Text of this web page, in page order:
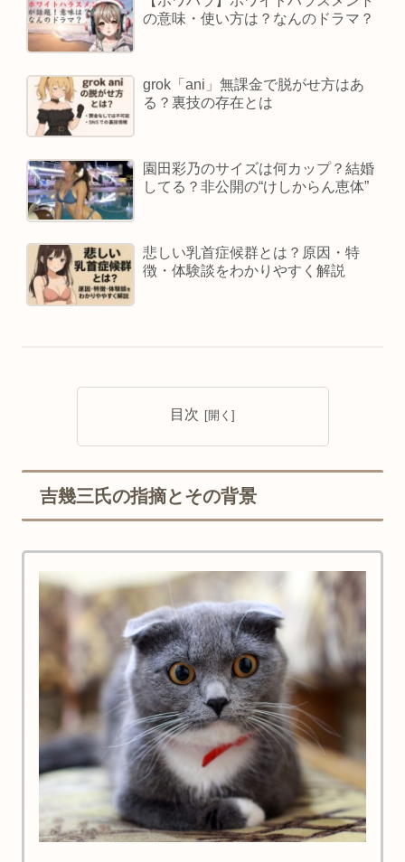
の意味・使い方は？なんのドラマ？
grok「ani」無課金で脱がせ方はあ
る？裏技の存在とは
園田彩乃のサイズは何カップ？結婚
してる？非公開の“けしからん恵体”
悲しい乳首症候群とは？原因・特
徴・体験談をわかりやすく解説
目次
吉幾三氏の指摘とその背景